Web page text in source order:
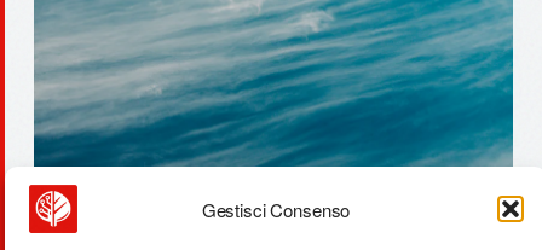
Gestisci Consenso